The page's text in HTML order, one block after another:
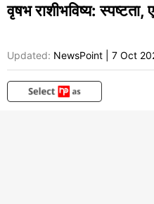
वृषभ राशीभविष्य: स्पष्टता,
Updated: NewsPoint 7 Oct